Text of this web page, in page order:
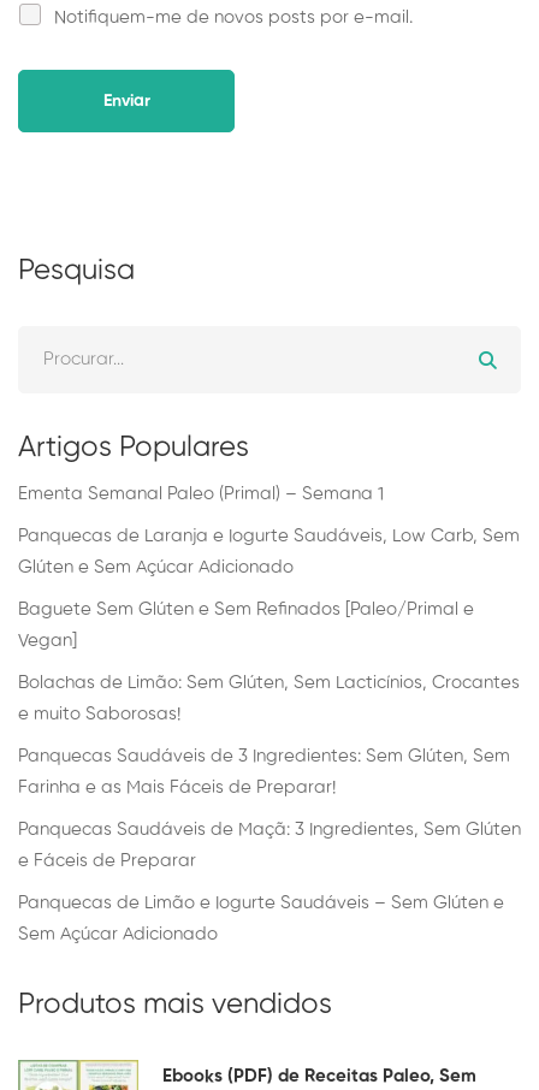
Notifiquem-me de novos posts por e-mail.
Pesquisa
Artigos Populares
Ementa Semanal Paleo (Primal) – Semana 1
Panquecas de Laranja e Iogurte Saudáveis, Low Carb, Sem
Glúten e Sem Açúcar Adicionado
Baguete Sem Glúten e Sem Refinados [Paleo/Primal e
Vegan]
Bolachas de Limão: Sem Glúten, Sem Lacticínios, Crocantes
e muito Saborosas!
Panquecas Saudáveis de 3 Ingredientes: Sem Glúten, Sem
Farinha e as Mais Fáceis de Preparar!
Panquecas Saudáveis de Maçã: 3 Ingredientes, Sem Glúten
e Fáceis de Preparar
Panquecas de Limão e Iogurte Saudáveis – Sem Glúten e
Sem Açúcar Adicionado
Produtos mais vendidos
Ebooks (PDF) de Receitas Paleo, Sem